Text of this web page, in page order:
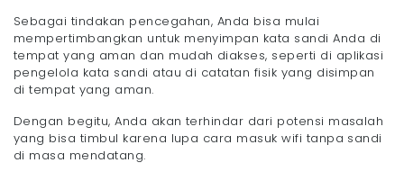
Sebagai tindakan pencegahan, Anda bisa mulai
mempertimbangkan untuk menyimpan kata sandi Anda di
tempat yang aman dan mudah diakses, seperti di aplikasi
pengelola kata sandi atau di catatan fisik yang disimpan
di tempat yang aman.
Dengan begitu, Anda akan terhindar dari potensi masalah
yang bisa timbul karena lupa cara masuk wifi tanpa sandi
di masa mendatang.